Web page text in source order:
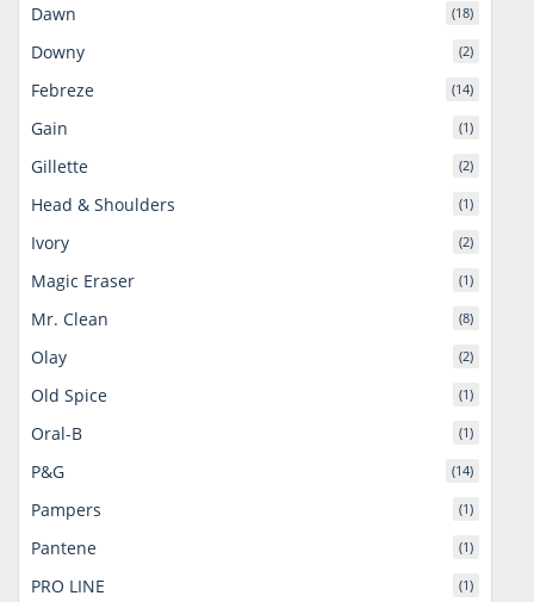
Dawn (18)
Downy (2)
Febreze (14)
Gain (1)
Gillette (2)
Head & Shoulders (1)
Ivory (2)
Magic Eraser (1)
Mr. Clean (8)
Olay (2)
Old Spice (1)
Oral-B (1)
P&G (14)
Pampers (1)
Pantene (1)
PRO LINE (1)